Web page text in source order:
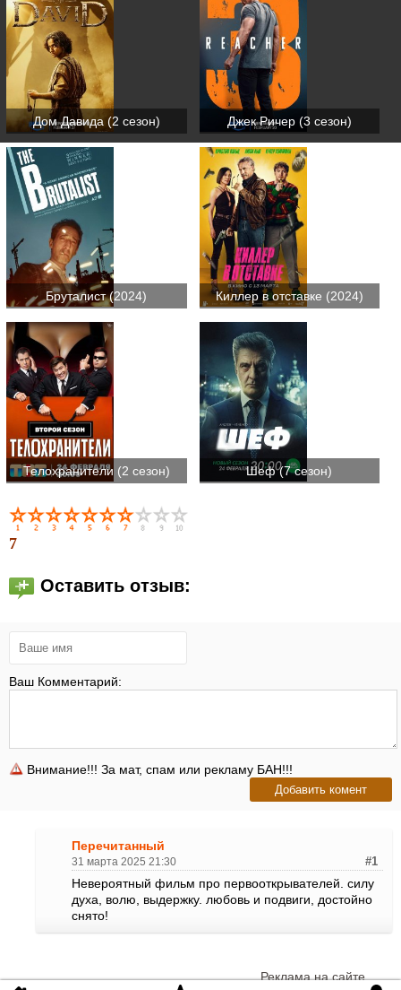
Дом Давида (2 сезон) Джек Ричер (3 сезон)
Бруталист (2024) Киллер в отставке (2024)
Телохранители (2 сезон) Шеф (7 сезон)
7
Оставить отзыв:
Ваш Комментарий:
Внимание!!! За мат, спам или рекламу БАН!!!
Перечитанный
31 марта 2025 21:30 #1
Невероятный фильм про первооткрывателей. силу
духа, волю, выдержку. любовь и подвиги, достойно
снято!
Реклама на сайте